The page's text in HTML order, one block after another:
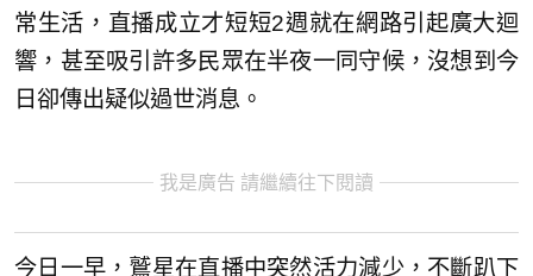
常生活，直播成立才短短2週就在網路引起廣大迴
響，甚至吸引許多民眾在半夜一同守候，沒想到今
日卻傳出疑似過世消息。
我是廣告 請繼續往下閱讀
今日一早，鷲星在直播中突然活力減少，不斷趴下